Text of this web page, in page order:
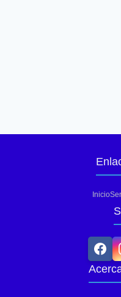
Inicio